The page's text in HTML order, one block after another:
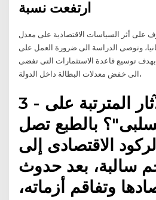
على أثر السیاسات الاقتصادیة على معدل
وتوصی الدراسة الى ضرورة العمل على
بهدف توسیع قاعدة الاستثمارات التی تفضی
الى خفض معدلات البطالة داخل الدولة،
3 - ما هى الآثار المترتبة على
بالطبع تصل
الاقتصادى إلى
سالبة، بعد حدوث
وتفاقم أزماته،